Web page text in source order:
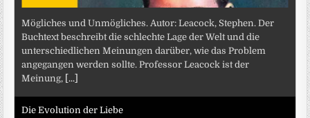
Mögliches und Unmögliches. Autor: Leacock, Stephen. Der
Buchtext beschreibt die schlechte Lage der Welt und die
unterschiedlichen Meinungen darüber, wie das Problem
angegangen werden sollte. Professor Leacock ist der
Meinung, [...]
Die Evolution der Liebe